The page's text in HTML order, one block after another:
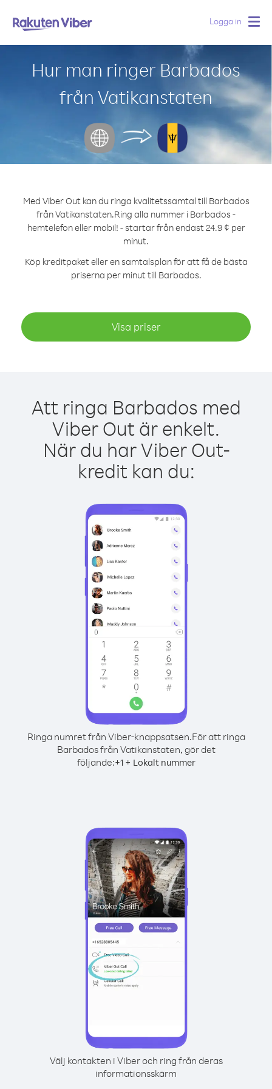
Logga in
Hur man ringer Barbados
från Vatikanstaten
Med Viber Out kan du ringa kvalitetssamtal till Barbados
från Vatikanstaten.Ring alla nummer i Barbados -
hemtelefon eller mobil! - startar från endast 24.9 ¢ per
minut.
Köp kreditpaket eller en samtalsplan för att få de bästa
priserna per minut till Barbados.
Visa priser
Att ringa Barbados med
Viber Out är enkelt.
När du har Viber Out-
kredit kan du:
Ringa numret från Viber-knappsatsen.För att ringa
Barbados från Vatikanstaten, gör det
följande:+1+ Lokalt nummer
Välj kontakten i Viber och ring från deras
informationsskärm